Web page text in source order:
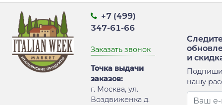
+7 (499)
347-61-66
Заказать звонок
Точка выдачи
заказов:
г. Москва, ул.
Воздвиженка д.
и
нашу